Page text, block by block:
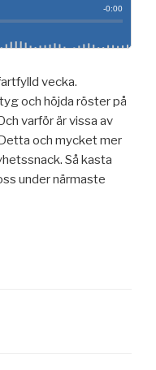
vecka.
och höjda röster på
varför är vissa av
och mycket mer
Så kasta
under närmaste